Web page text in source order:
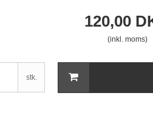
120,00
(inkl. moms)
stk.